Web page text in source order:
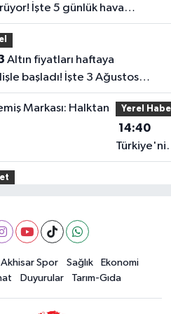
CADDESİ NO:63 A KIZILELMA İLE
Al
NO:1 A KÖPRÜBASI-MANISA
İşte 5 günlük hava
başladı! İşte 3 Ağustos
fiyatlar
Yerel
14:40
En İyi
Kadın ve Çocuk Giyimde Yeni
Minik Terzi’den Anne-
Stilini Tamamlayan
Akhisar Spor Sağlık
Ekonomi
Duyurular Tarım-Gıda